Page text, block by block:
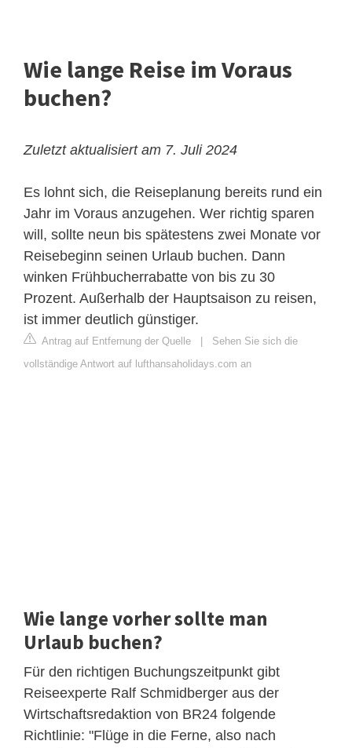
Wie lange Reise im Voraus
buchen?
Zuletzt aktualisiert am 7. Juli 2024
Es lohnt sich, die Reiseplanung bereits rund ein
Jahr im Voraus anzugehen. Wer richtig sparen
will, sollte neun bis spätestens zwei Monate vor
Reisebeginn seinen Urlaub buchen. Dann
winken Frühbucherrabatte von bis zu 30
Prozent. Außerhalb der Hauptsaison zu reisen,
ist immer deutlich günstiger.
Antrag auf Entfernung der Quelle
Sehen Sie sich die
vollständige Antwort auf lufthansaholidays.com an
Wie lange vorher sollte man
Urlaub buchen?
Für den richtigen Buchungszeitpunkt gibt
Reiseexperte Ralf Schmidberger aus der
Wirtschaftsredaktion von BR24 folgende
Richtlinie: "Flüge in die Ferne, also nach